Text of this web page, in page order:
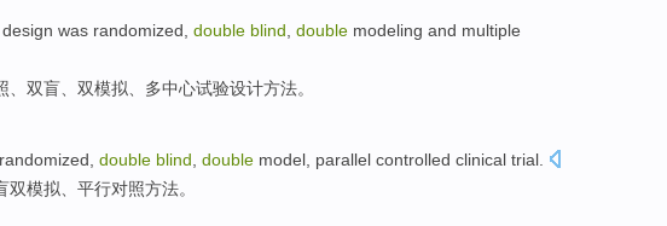
design was randomized double blind double modeling and multiple
双盲 、双模拟 多中心试验设计方法。
double blind double model, parallel controlled clinical trial
双模拟 平行对照方法。